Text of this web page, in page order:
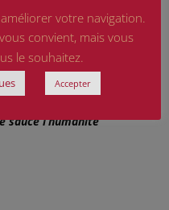
par nos béarnais, le
» fut décerné à
FRÉDEZ, diplôme
Marie-Claire leur
fut intense et
sauce l’humanité
votre navigation.
convient, mais vous
le souhaitez.
Accepter